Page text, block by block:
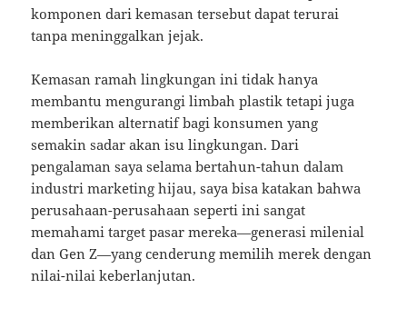
komponen dari kemasan tersebut dapat terurai
tanpa meninggalkan jejak.
Kemasan ramah lingkungan ini tidak hanya
membantu mengurangi limbah plastik tetapi juga
memberikan alternatif bagi konsumen yang
semakin sadar akan isu lingkungan. Dari
pengalaman saya selama bertahun-tahun dalam
industri marketing hijau, saya bisa katakan bahwa
perusahaan-perusahaan seperti ini sangat
memahami target pasar mereka—generasi milenial
dan Gen Z—yang cenderung memilih merek dengan
nilai-nilai keberlanjutan.